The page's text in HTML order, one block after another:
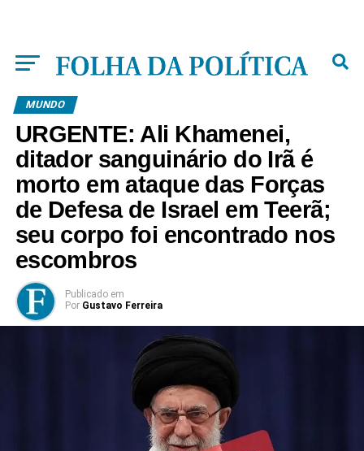
MUNDO
URGENTE: Ali Khamenei,
ditador sanguinário do Irã é
morto em ataque das Forças
de Defesa de Israel em Teerã;
seu corpo foi encontrado nos
escombros
Publicado em
Por Gustavo Ferreira